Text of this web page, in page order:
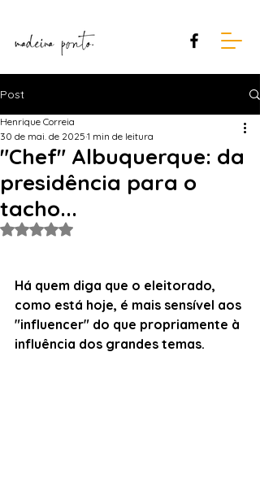
Post
"Chef" Albuquerque: da
presidência para o
tacho...
Henrique Correia
30 de mai. de 2025 1 min de leitura
Avaliado com NaN de 5 estrelas.
Há quem diga que o eleitorado,
como está hoje, é mais sensível aos
"influencer" do que propriamente à
influência dos grandes temas.